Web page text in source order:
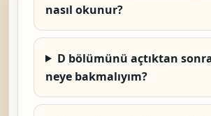
nasıl okunur?
D bölümünü açtıktan
neye bakmalıyım?